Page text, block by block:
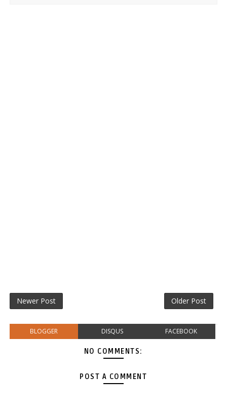
Newer Post Older Post
BLOGGER DISQUS FACEBOOK
NO COMMENTS:
POST A COMMENT